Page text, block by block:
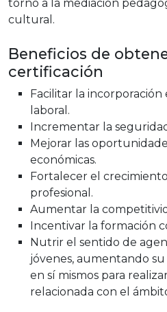
torno a la mediación
cultural.
Beneficios de
certificación
Facilitar la
laboral.
Incrementar la
Mejorar las
económicas.
Fortalecer el
profesional.
Aumentar la
Incentivar la formación
Nutrir el sentido de
jóvenes, aumentando
en sí mismos para
relacionada con el